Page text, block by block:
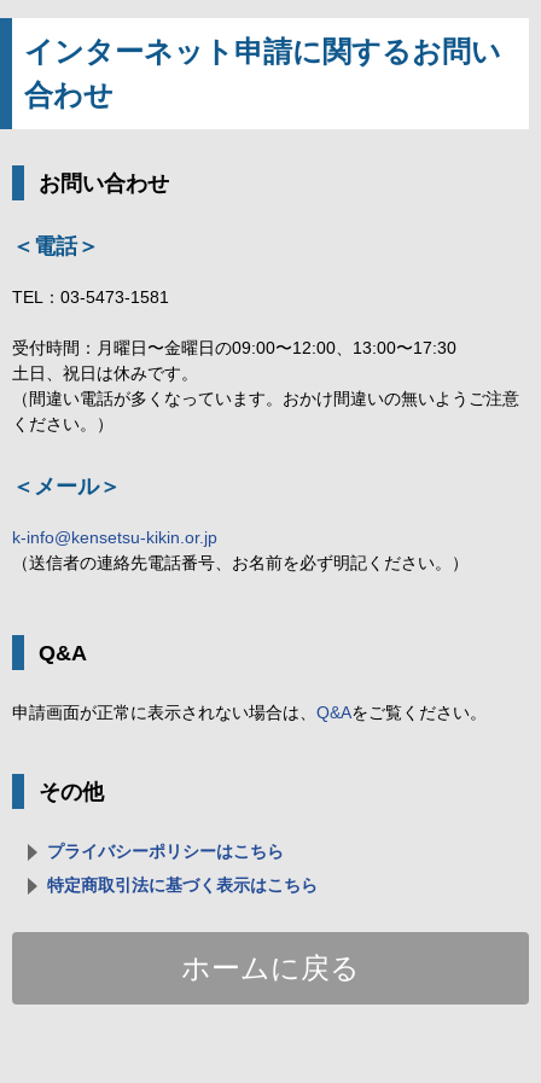
インターネット申請に関するお問い
合わせ
お問い合わせ
＜電話＞
TEL：03-5473-1581
受付時間：月曜日〜金曜日の09:00〜12:00、13:00〜17:30
土日、祝日は休みです。
（間違い電話が多くなっています。おかけ間違いの無いようご注意
ください。）
＜メール＞
k-info@kensetsu-kikin.or.jp
（送信者の連絡先電話番号、お名前を必ず明記ください。）
Q&A
申請画面が正常に表示されない場合は、 Q&Aをご覧ください。
その他
プライバシーポリシーはこちら
特定商取引法に基づく表示はこちら
ホームに戻る